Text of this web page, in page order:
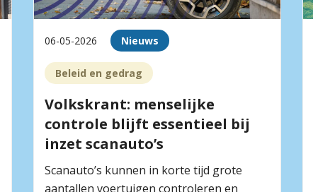
06-05-2026 Nieuws
Beleid en gedrag
Volkskrant: menselijke
controle blijft essentieel bij
inzet scanauto’s
Scanauto’s kunnen in korte tijd grote
aantallen voertuigen controleren en